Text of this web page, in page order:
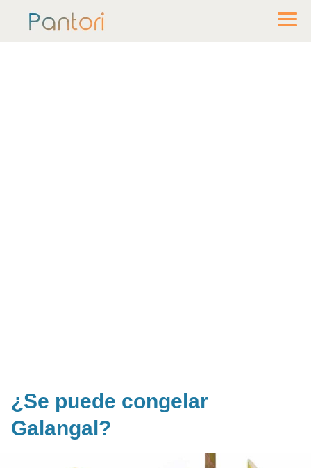
¿Se puede congelar
Galangal?